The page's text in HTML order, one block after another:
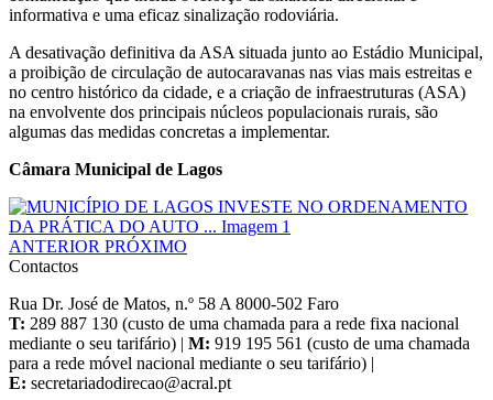
informativa e uma eficaz sinalização rodoviária.
A desativação definitiva da ASA situada junto ao Estádio Municipal,
a proibição de circulação de autocaravanas nas vias mais estreitas e
no centro histórico da cidade, e a criação de infraestruturas (ASA)
na envolvente dos principais núcleos populacionais rurais, são
algumas das medidas concretas a implementar.
Câmara Municipal de Lagos
ANTERIOR PRÓXIMO
Contactos
Rua Dr. José de Matos, n.º 58 A 8000-502 Faro
T: 289 887 130 (custo de uma chamada para a rede fixa nacional
mediante o seu tarifário) | M: 919 195 561 (custo de uma chamada
para a rede móvel nacional mediante o seu tarifário) |
E: